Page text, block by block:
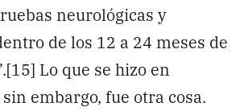
neurológicas y
de los 12 a 24 meses de
Lo que se hizo en
embargo, fue otra cosa.